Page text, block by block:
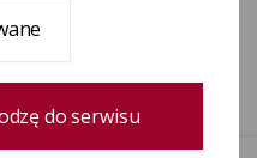
do serwisu